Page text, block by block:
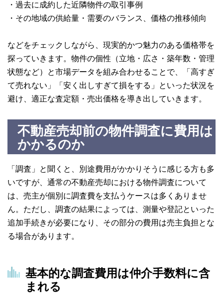
・過去に成約した近隣物件の取引事例
・その地域の供給量・需要のバランス、価格の推移傾向
などをチェックしながら、現実的かつ魅力のある価格帯を
探っていきます。物件の個性（立地・広さ・築年数・管理
状態など）と市場データを組み合わせることで、「高すぎ
て売れない」「安く出しすぎて損をする」といった状況を
避け、適正な査定額・売出価格を導き出していきます。
不動産売却前の物件調査に費用は
かかるのか
「調査」と聞くと、別途費用がかかりそうに感じる方も多
いですが、通常の不動産売却における物件調査について
は、売主が個別に調査費を支払うケースは多くありませ
ん。ただし、調査の結果によっては、測量や登記といった
追加手続きが必要になり、その部分の費用は売主負担とな
る場合があります。
基本的な調査費用は仲介手数料に含
まれる